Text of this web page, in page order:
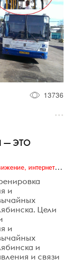
13736
ЭТО
Digital (web-дизайн, интернет-реклама и продвижение, интернет-сообщества и блоги, интернет-коммуникации, мобильный маркетинг, реклама на цифровых экранах)
и
Цели
и
и
и связи